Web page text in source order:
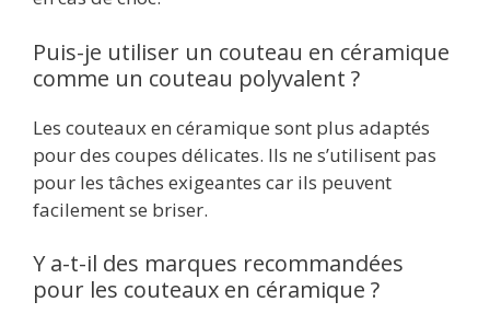
Puis-je utiliser un couteau en céramique
comme un couteau polyvalent ?
Les couteaux en céramique sont plus adaptés
pour des coupes délicates. Ils ne s’utilisent pas
pour les tâches exigeantes car ils peuvent
facilement se briser.
Y a-t-il des marques recommandées
pour les couteaux en céramique ?